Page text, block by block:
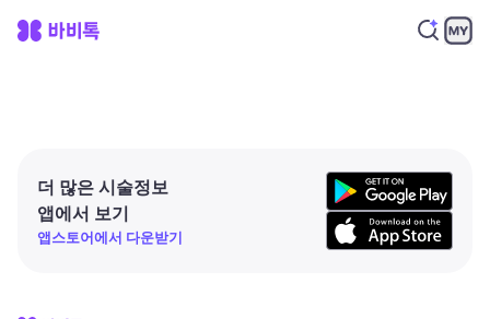
더 많은 시술정보
앱에서 보기
앱스토어에서 다운받기